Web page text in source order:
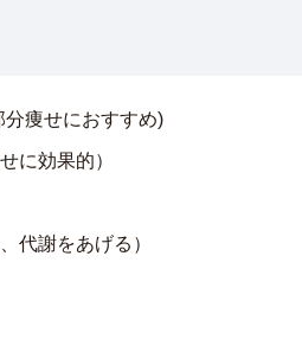
痩せにおすすめ)
に効果的）
代謝をあげる）